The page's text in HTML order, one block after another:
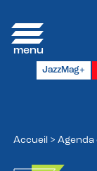
JazzMag+
Accueil >